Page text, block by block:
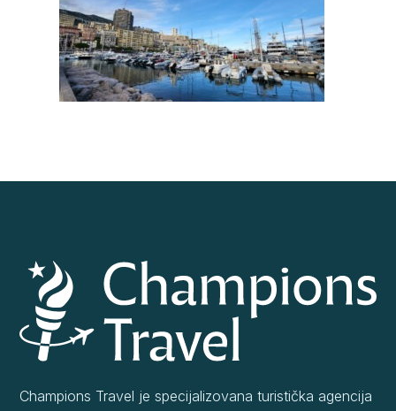
Champions Travel je specijalizovana turistička agencija